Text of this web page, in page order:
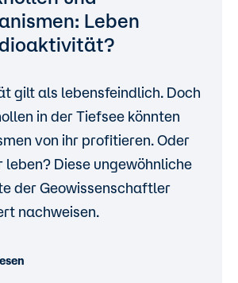
Leben
gilt als lebensfeindlich. Doch
in der Tiefsee könnten
von ihr profitieren. Oder
leben? Diese ungewöhnliche
der Geowissenschaftler
nachweisen.